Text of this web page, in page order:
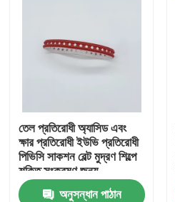
তেল প্রতিরোধী অ্যাসিড এবং
ক্ষার প্রতিরোধী ইউভি প্রতিরোধী
পিভিসি সাকশন বেল্ট মুদ্রণ শিল্পে
শক্তি সংক্রমণ জন্য
অনুসন্ধান পাঠান